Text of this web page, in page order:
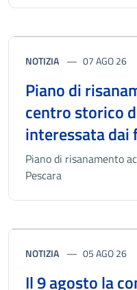
NOTIZIA 07 AGO 26
Piano di
centro storico
interessata dai
“MOVIDA”–
L.R.A.23/2007,
n.770/p/2011
Piano di risanamento
Pescara
NOTIZIA 05 AGO 26
Il 9 agosto la